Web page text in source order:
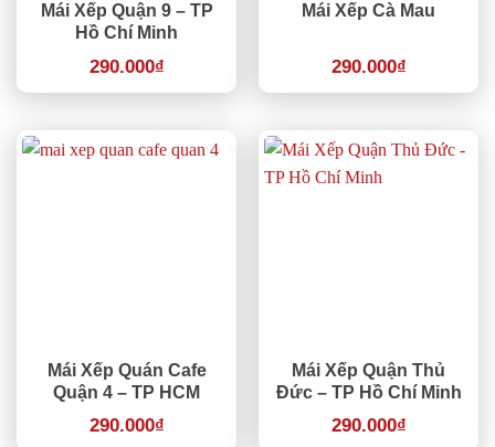
Mái Xếp Quận 9 – TP
Hồ Chí Minh
290.000₫
Mái Xếp Cà Mau
290.000₫
Mái Xếp Quán Cafe
Quận 4 – TP HCM
290.000₫
Mái Xếp Quận Thủ
Đức – TP Hồ Chí Minh
290.000₫